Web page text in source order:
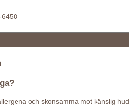
6458
och skonsamma mot känslig hud.